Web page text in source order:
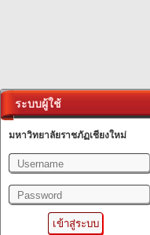
ระบบผู้ใช้
มหาวิทยาลัยราชภัฏเชียงใหม่